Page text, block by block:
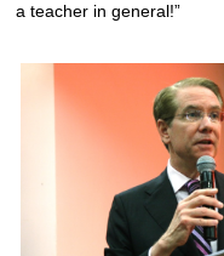
a teacher in general!”